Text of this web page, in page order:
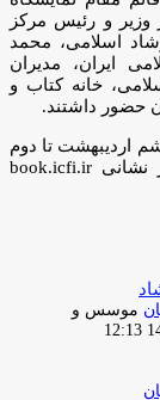
وزیر و رئیس مرکز
اسلامی، محمد
ایران، مدیران
خانه کتاب و
حضور داشتند.
ارديبهشت تا دوم
خرداد (۱۴۰۵) با شعار «بخوانيم برای ايران» در نشانی book.icfi.ir
موسس و